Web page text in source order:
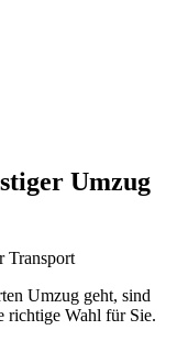
Umzug
Transport
Umzug geht, sind
richtige Wahl für Sie.